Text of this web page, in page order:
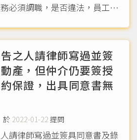
必須調職，是否違法，員工是
之人請律師寫過並簽
產，但仲介仍要簽授
保證，出具同意書無
於 2022-01-22提問
請律師寫過並簽具同意書及錄